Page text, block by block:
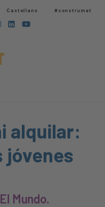
Castellano #construmat
alquilar:
jóvenes
El Mundo.